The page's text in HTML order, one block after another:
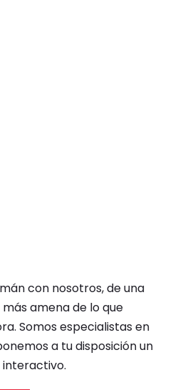
con nosotros, de una
amena de lo que
Somos especialistas en
a tu disposición un